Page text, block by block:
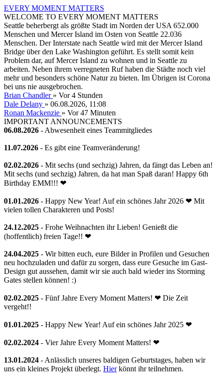
EVERY MOMENT MATTERS
WELCOME TO EVERY MOMENT MATTERS
Seattle beherbergt als größte Stadt im Norden der USA 652.000
Menschen und Mercer Island im Osten von Seattle 22.036
Menschen. Der Interstate nach Seattle wird mit der Mercer Island
Bridge über den Lake Washington geführt. Es stellt somit kein
Problem dar, auf Mercer Island zu wohnen und in Seattle zu
arbeiten. Neben ihrem verregneten Ruf haben die Städte noch viel
mehr und besonders schöne Natur zu bieten. Im Übrigen ist Corona
bei uns nie ausgebrochen.
Brian Chandler » Vor 4 Stunden
Dale Delany » 06.08.2026, 11:08
Ronan Mackenzie » Vor 47 Minuten
IMPORTANT ANNOUNCEMENTS
06.08.2026 - Abwesenheit eines Teammitgliedes
11.07.2026 - Es gibt eine Teamveränderung!
02.02.2026 - Mit sechs (und sechzig) Jahren, da fängt das Leben an!
Mit sechs (und sechzig) Jahren, da hat man Spaß daran! Happy 6th
Birthday EMM!!! ❤
01.01.2026 - Happy New Year! Auf ein schönes Jahr 2026 ❤ Mit
vielen tollen Charakteren und Posts!
24.12.2025 - Frohe Weihnachten ihr Lieben! Genießt die
(hoffentlich) freien Tage!! ❤
24.04.2025 - Wir bitten euch, eure Bilder in Profilen und Gesuchen
neu hochzuladen und dafür zu sorgen, dass eure Gesuche im Gast-
Design gut aussehen, damit wir sie auch bald wieder ins Storming
Gates stellen können! :)
02.02.2025 - Fünf Jahre Every Moment Matters! ❤ Die Zeit
vergeht!!
01.01.2025 - Happy New Year! Auf ein schönes Jahr 2025 ❤
02.02.2024 - Vier Jahre Every Moment Matters! ❤
13.01.2024 - Anlässlich unseres baldigen Geburtstages, haben wir
uns ein kleines Projekt überlegt. Hierkönnt ihr teilnehmen.